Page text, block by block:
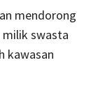
mendorong
swasta
kawasan